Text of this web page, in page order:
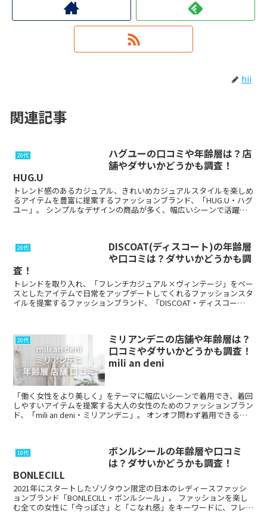
hii
関連記事
20代
ハグユーの口コミや年齢層は？店
舗やダサいかどうかも調査！
HUG.U
トレンド感のあるカジュアル、きれいめカジュアルスタイルを楽しめ
るアイテムを豊富に提案するファッションブランド、「HUG.U・ハグ
ユー」。 シンプルなデザインの商品が多く、幅広いシーンで活躍し
20代
DISCOAT(ディスコート)の年齢層
や口コミは？ダサいかどうかも調
査！
トレンドを取り入れ、「フレンチカジュアル×ヴィンテージ」をベー
スとしたアイテムで日常をアップデートしてくれるファッションスタ
イルを提案するファッションブランド、「DISCOAT・ディスコー
20代
ミリアンデニの店舗や年齢層は？
口コミやダサいかどうかも調査！
mili an deni
「働く女性をより美しく」をテーマに幅広いシーンで着用でき、着回
しやすいアイテムを提案する大人の女性のためのファッションブラン
ド、「mili an deni・ミリアンデニ」。 オンオフ問わず着用できるト
10代
ボンルシールの年齢層や口コミ
は？ダサいかどうかも調査！
BONLECILL
2021年にスタートしたゾゾタウン限定の日本のレディースファッシ
ョンブランド「BONLECILL・ボンルシール」。 ファッションを楽し
む全ての女性に「今っぽさ」と「こなれ感」をキーワードに、フレン